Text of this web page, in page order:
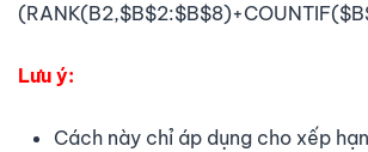
Lưu ý:
Cách này chỉ áp dụng cho xếp